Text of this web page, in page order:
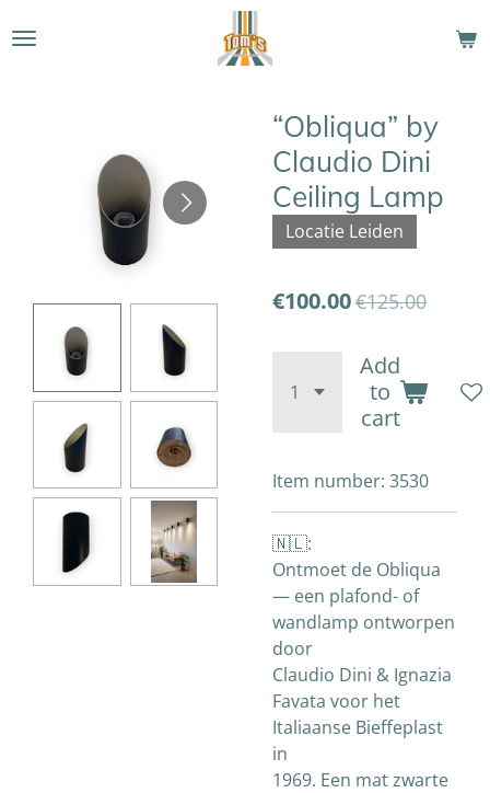
to
“Obliqua” by
Claudio Dini
Ceiling Lamp
Locatie Leiden
€100.00€125.00
Add
to
cart
Item number: 3530
🇳🇱:
Ontmoet de Obliqua
— een plafond- of
wandlamp ontworpen
door
Claudio Dini & Ignazia
Favata voor het
Italiaanse Bieffeplast
in
1969. Een mat zwarte